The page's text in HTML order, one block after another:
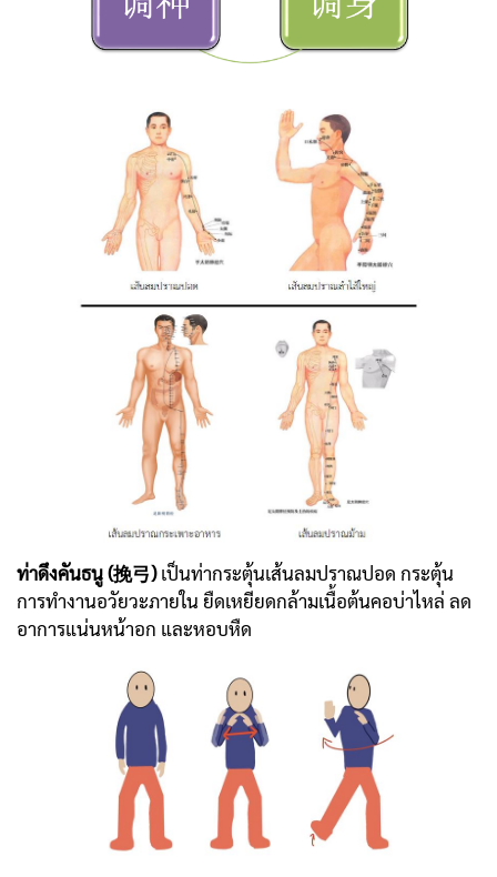
ท่าดึงคันธนู (挽弓)เป็นท่ากระตุ้นเส้นลมปราณปอด กระตุ้น
การทำงานอวัยวะภายใน ยืดเหยียดกล้ามเนื้อต้นคอบ่าไหล่ ลด
อาการแน่นหน้าอก และหอบหืด